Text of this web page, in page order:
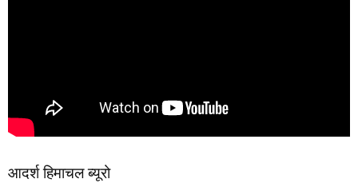
आदर्श हिमाचल ब्यूरो